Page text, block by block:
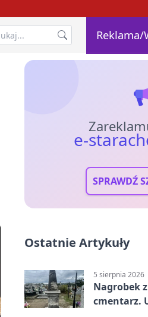
Reklama/
e-
SPRAWDŹ
Ostatnie Artykuły
5 sierpnia 2026
Nagrobek
cmentarz.